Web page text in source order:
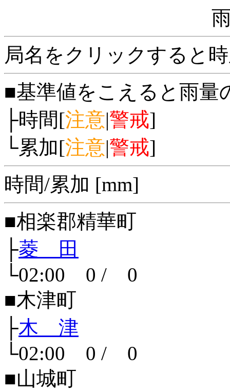
局名をクリックすると
■基準値をこえると雨量
├時間[注意|警戒]
└累加[注意|警戒]
時間/累加 [mm]
■相楽郡精華町
├菱 田
└02:00 0 / 0
■木津町
├木 津
└02:00 0 / 0
■山城町